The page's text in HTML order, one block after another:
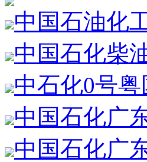
中国石油化
中国石化柴
中石化0号
中国石化广
中国石化广